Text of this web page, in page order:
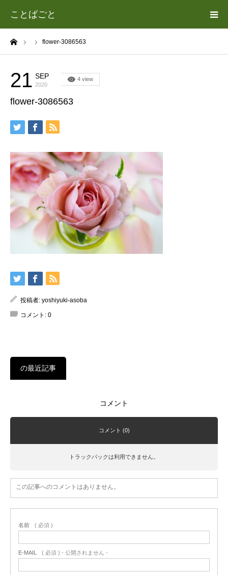
ことばごと
flower-3086563
21 SEP
2020
4 view
flower-3086563
投稿者: yoshiyuki-asoba
コメント: 0
の最近記事
コメント
コメント (0)
トラックバックは利用できません。
この記事へのコメントはありません。
名前 ( 必須 )
E-MAIL ( 必須 ) - 公開されません -
ホーム
カテゴリー
遊場志善（あそば よしゆき）について